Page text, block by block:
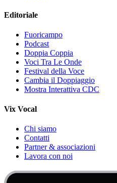
Editoriale
Fuoricampo
Podcast
Doppia Coppia
Voci Tra Le Onde
Festival della Voce
Cambia il Doppiaggio
Mostra Interattiva CDC
Vix Vocal
Chi siamo
Contatti
Partner & associazioni
Lavora con noi